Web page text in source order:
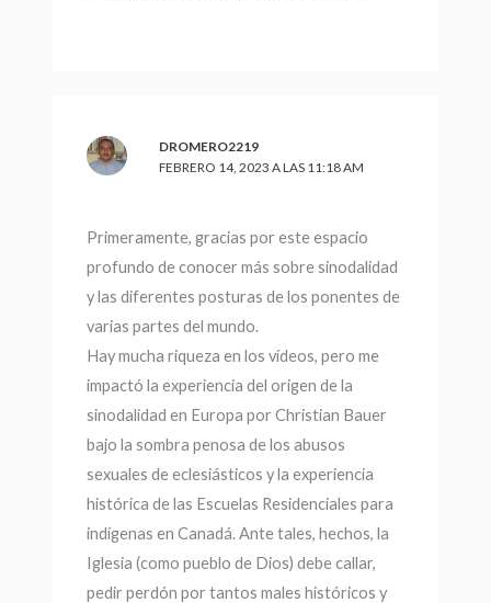
DROMERO2219
FEBRERO 14, 2023 A LAS 11:18 AM
Primeramente, gracias por este espacio
profundo de conocer más sobre sinodalidad
y las diferentes posturas de los ponentes de
varias partes del mundo.
Hay mucha riqueza en los vídeos, pero me
impactó la experiencia del origen de la
sinodalidad en Europa por Christian Bauer
bajo la sombra penosa de los abusos
sexuales de eclesiásticos y la experiencia
histórica de las Escuelas Residenciales para
indígenas en Canadá. Ante tales, hechos, la
Iglesia (como pueblo de Dios) debe callar,
pedir perdón por tantos males históricos y